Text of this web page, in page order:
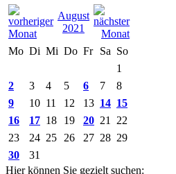
August
2021
Mo Di Mi Do Fr Sa So
1
2
3 4 5 6 7
8
9
10 11 12 13 14 15
16
17 18 19 20 21
22
23
24 25 26 27 28 29
30
31
Hier können Sie gezielt suchen: